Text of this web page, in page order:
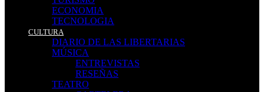
ECONOMIA
TECNOLOGIA
CULTURA
DIARIO DE LAS LIBERTARIAS
MÚSICA
ENTREVISTAS
RESEÑAS
TEATRO